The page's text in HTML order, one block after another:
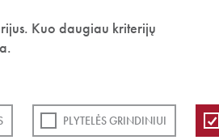
Kuo daugiau kriterijų
PLYTELĖS GRINDINIUI